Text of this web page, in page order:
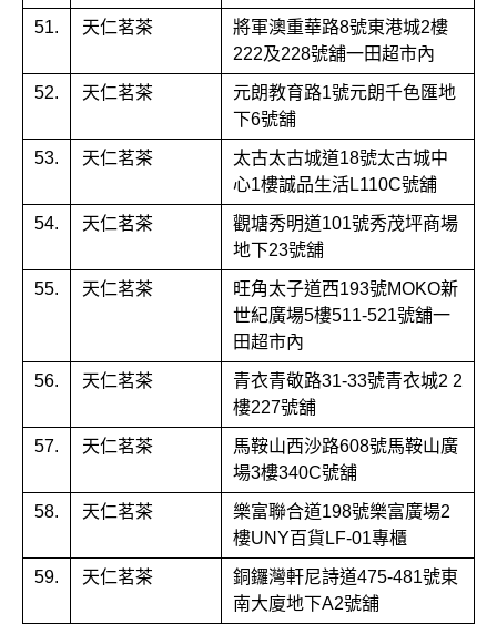
51. 天仁茗茶
將軍澳重華路8號東港城2樓
222及228號舖一田超市內
52. 天仁茗茶
元朗教育路1號元朗千色匯地
下6號舖
53. 天仁茗茶
太古太古城道18號太古城中
心1樓誠品生活L110C號舖
54. 天仁茗茶
觀塘秀明道101號秀茂坪商場
地下23號舖
55. 天仁茗茶
旺角太子道西193號MOKO新
世紀廣場5樓511-521號舖一
田超市內
56. 天仁茗茶
青衣青敬路31-33號青衣城2 2
樓227號舖
57. 天仁茗茶
馬鞍山西沙路608號馬鞍山廣
場3樓340C號舖
58. 天仁茗茶
樂富聯合道198號樂富廣場2
樓UNY百貨LF-01專櫃
59. 天仁茗茶
銅鑼灣軒尼詩道475-481號東
南大廈地下A2號舖